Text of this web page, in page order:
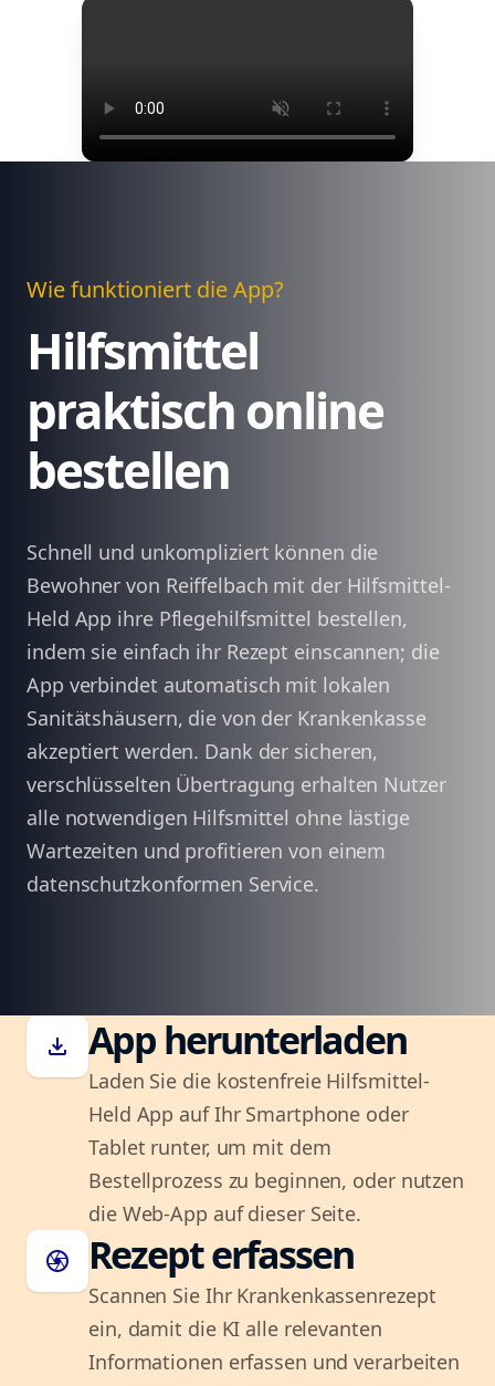
Wie funktioniert die App?
Hilfsmittel
praktisch online
bestellen
Schnell und unkompliziert können die
Bewohner von Reiffelbach mit der Hilfsmittel-
Held App ihre Pflegehilfsmittel bestellen,
indem sie einfach ihr Rezept einscannen; die
App verbindet automatisch mit lokalen
Sanitätshäusern, die von der Krankenkasse
akzeptiert werden. Dank der sicheren,
verschlüsselten Übertragung erhalten Nutzer
alle notwendigen Hilfsmittel ohne lästige
Wartezeiten und profitieren von einem
datenschutzkonformen Service.
download App herunterladen
Laden Sie die kostenfreie Hilfsmittel-
Held App auf Ihr Smartphone oder
Tablet runter, um mit dem
Bestellprozess zu beginnen, oder nutzen
die Web-App auf dieser Seite.
camera Rezept erfassen
Scannen Sie Ihr Krankenkassenrezept
ein, damit die KI alle relevanten
Informationen erfassen und verarbeiten